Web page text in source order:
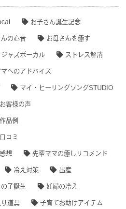
お子さん誕生記念
んの心音 お母さんを癒す
ジャズボーカル ストレス解消
へのアドバイス
マイ・ヒーリングソングSTUDIO
客様の声
品例
コミ
想 先輩ママの癒しリコメンド
冷え対策 出産
の子誕生 妊婦の冷え
道具 子育てお助けアイテム